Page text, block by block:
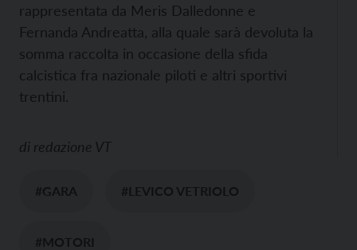
rappresentata da Meris Dalledonne e
Fernanda Andreatta, alla quale sarà devoluta la
somma raccolta in occasione della sfida
calcistica fra nazionale piloti e altri sportivi
trentini.
di redazione VT
#GARA #LEVICO VETRIOLO
#MOTORI